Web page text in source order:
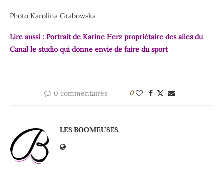
Photo Karolina Grabowska
Lire aussi : Portrait de Karine Herz propriétaire des ailes du
Canal le studio qui donne envie de faire du sport
0 commentaires 0
LES BOOMEUSES